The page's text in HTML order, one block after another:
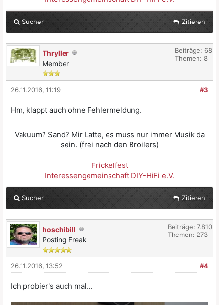
Suchen Zitieren
Thryller
Member
Beiträge: 68
Themen: 8
#3
26.11.2016, 11:19
Hm, klappt auch ohne Fehlermeldung.
Vakuum? Sand? Mir Latte, es muss nur immer Musik da
sein. (frei nach den Broilers)
Frickelfest
Interessengemeinschaft DIY-HiFi e.V.
Suchen Zitieren
hoschibill
Posting Freak
Beiträge: 7.810
Themen: 273
#4
26.11.2016, 13:52
Ich probier's auch mal...